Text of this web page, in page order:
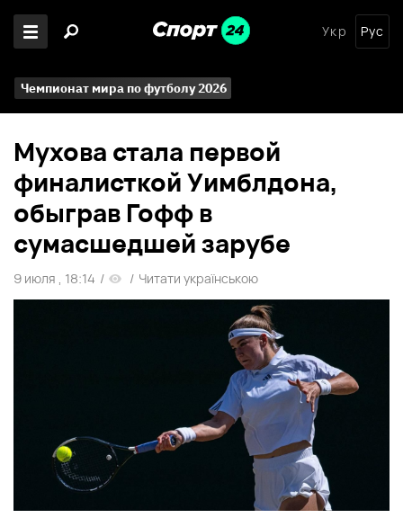
Укр Рус
Чемпионат мира по футболу 2026
Мухова стала первой
финалисткой Уимблдона,
обыграв Гофф в
сумасшедшей зарубе
9 июля , 18:14 / / Читати українською